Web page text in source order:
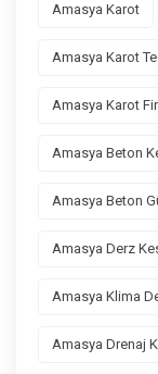
Amasya Karot
Amasya Karot
Amasya Karot
Amasya Beton
Amasya Beton
Amasya Derz
Amasya Klima
Amasya Drenaj